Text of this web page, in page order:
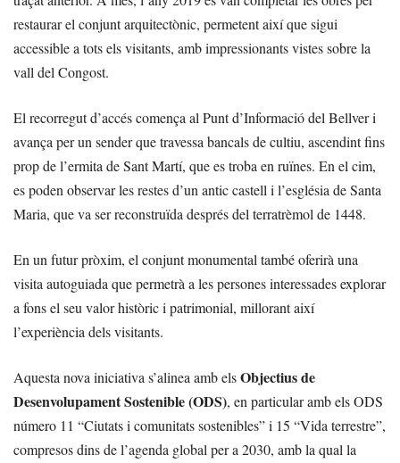
restaurar el conjunt arquitectònic, permetent així que sigui
accessible a tots els visitants, amb impressionants vistes sobre la
vall del Congost.
El recorregut d’accés comença al Punt d’Informació del Bellver i
avança per un sender que travessa bancals de cultiu, ascendint fins
prop de l’ermita de Sant Martí, que es troba en ruïnes. En el cim,
es poden observar les restes d’un antic castell i l’església de Santa
Maria, que va ser reconstruïda després del terratrèmol de 1448.
En un futur pròxim, el conjunt monumental també oferirà una
visita autoguiada que permetrà a les persones interessades explorar
a fons el seu valor històric i patrimonial, millorant així
l’experiència dels visitants.
Aquesta nova iniciativa s’alinea amb elsObjectius de
Desenvolupament Sostenible (ODS), en particular amb els ODS
número 11 “Ciutats i comunitats sostenibles” i 15 “Vida terrestre”,
compresos dins de l’agenda global per a 2030, amb la qual la